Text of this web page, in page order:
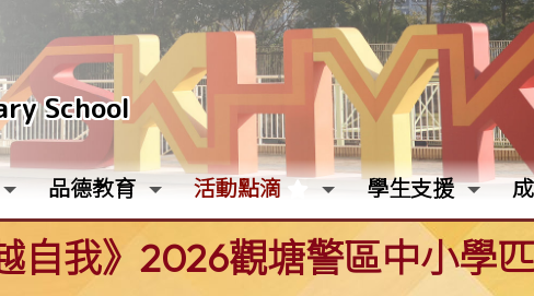
School
品德教育 活動點滴 學生支援
自我》2026觀塘警區中小學